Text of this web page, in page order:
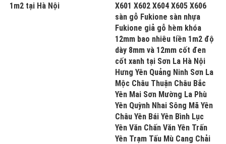
1m2 tại Hà Nội
X601 X602 X604 X605 X606
sàn gỗ Fukione sàn nhựa
Fukione giả gỗ hèm khóa
12mm bao nhiêu tiền 1m2 độ
dày 8mm và 12mm cốt đen
cốt xanh tại Sơn La Hà Nội
Hưng Yên Quảng Ninh Sơn La
Mộc Châu Thuận Châu Bắc
Yên Mai Sơn Mường La Phù
Yên Quỳnh Nhai Sông Mã Yên
Châu Yên Bái Yên Bình Lục
Yên Văn Chấn Văn Yên Trấn
Yên Trạm Tấu Mù Cang Chải